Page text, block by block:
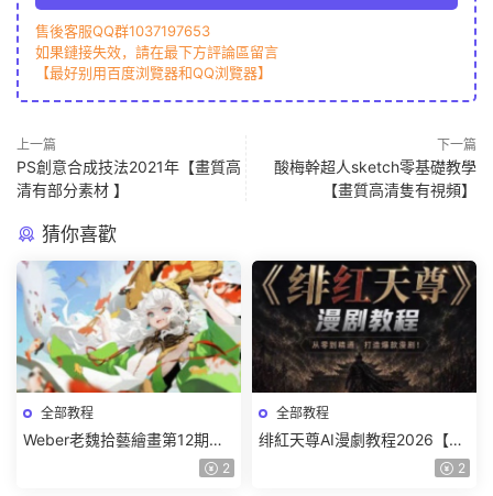
售後客服QQ群1037197653
如果鏈接失效，請在最下方評論區留言
【最好别用百度浏覽器和QQ浏覽器】
上一篇
PS創意合成技法2021年【畫質高
清有部分素材 】
下一篇
酸梅幹超人sketch零基礎教學
【畫質高清隻有視頻】
猜你喜歡
全部教程
Weber老魏拾藝繪畫第12期角
色特訓班【畫質不錯隻有視
2
全部教程
绯紅天尊AI漫劇教程2026【畫
2